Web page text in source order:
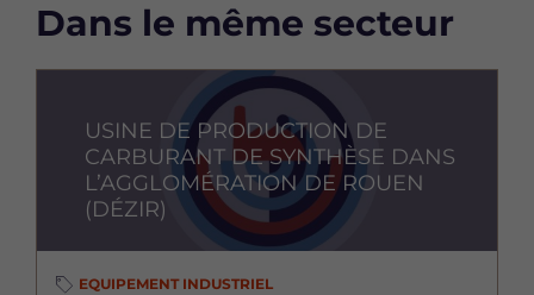
Dans le même secteur
USINE DE PRODUCTION DE
CARBURANT DE SYNTHÈSE DANS
L’AGGLOMÉRATION DE ROUEN
(DÉZIR)
EQUIPEMENT INDUSTRIEL